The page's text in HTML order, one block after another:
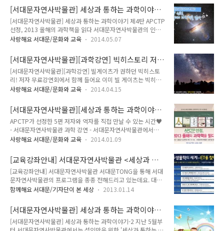
1강 "뼈의 진화 : 우리의 뼈는 왜 이렇게 생겼나?" - 우은진 박사
2강 "광기의 진화 : 우리..
지 성인과 청소년을 위한 '세상과 통하는 과학이야기' 제1회 과
학강연회를 개최합니다!! APCTP(아시아태평양 이론물리센터)
선정, 2014년 올해의 과학책을 읽다(1) APCTP(아시아태평양
이론물리센터)란? 1996년 설립된 국제적인 비정부기구로 아시
아태평양 이론물리센터(Asia Pacific Center for Theoretical
학 연구를 이끌고 국제 공동 학술 연구 촉진, 젊은 ..
[서대문자연사박물관] 세상과 통하는 과학이야기
제4탄 2013 올해의 과학책을 읽다
[서대문자연사박물관] 세상과 통하는 과학이야기 제4탄 APCTP
선정, 2013 올해의 과학책을 읽다 서대문자연사박물관의 인기
있는 테마 강연 ! 이번에는 어떤 강연이 펼쳐질까요? 궁금궁금
평양 이론물리센터) 선정, 2013 올해의 과학책을 읽다' 과학강
연회를 마련하였습니다. 이번 강연회는 APCTP에서 선정한
2013년 올해의 과학책을 주제로 한 과학강연으로, APCTP에서
는 양질의 과학콘텐츠 생산과 독서문화 활성화를 위하여 사회 각
계각층의 권위있는 위원들이 참여하여 매년 그 해의 우수과학도
권을 선정하여 지난 1월에 저자 및 역자 시리즈 강연회를 개최하
였었죠? 나머지 5권의 과학책..
사랑해요 서대문/문화와 교육 2014.05.07
[서대문자연사박물관][과학강연] 빅히스토리 저
자 무료 강연회
[서대문자연사박물관][과학강연] 빌게이츠가 권하던 빅히스토
리! 저자 무료강연회에서 함께 들어요 이미 빌 게이츠는 빅히스
토리 교육의 중요성을 인식하고 청소년에게 권했다고 하는데요
탄 '빅히스토리' 저자 무료 강연회에서 궁금증을 풀어보아요~ ★
'빅히스토리(Big History)'란? 우주와 인간 사회의 거대한 역사
를 한 분야의 지식이 아닌 융합적 지식으로 관통하려는 연구의
흐름이며, 호주 맥쿼리대 교수인 데이비드 크리스천 박사가 학문
간 융합, 통합교육의 가치를 내걸고 주장한 학문입니다. ★ '빅히
타임라인 위에 10개의 대전환점을 주제로 잡아 20여개의 질문
에 우주, 생명, 인류 문명의..
사랑해요 서대문/문화와 교육 2014.04.15
[서대문자연사박물관][세상과 통하는 과학이야
기] APCTP가 선정한 <2013 올해의 과학책> 저
자와 역자를 직접 만날 수 있는 과학강연이 펼쳐
집니다
APCTP가 선정한 5편 저자와 역자를 직접 만날 수 있는 시간♥
- 서대문자연사박물관 과학 강연 - 서대문자연사박물관에서
2012년부터 진행되고 있는 '세상과 통하는 과학이야기' 테마 강
, , , 5개의 테마로 구성되었고, 해당분야 전문가들로 구성된 강
사진의 27개 강연이 진행되어 총 1,287명이라는 많은 분들이
수강하여 그 인기를 실감하였습니다. 2014년에도 '세상과 통하
는 과학이야기' 강연이 시작된답니다.올해 과학에 한번 빠져볼까
요?^^* 2014년에는 , , , 등 다양한 테마로 30여개의 강연을 준
가 되었으면 좋겠어요! 올해 첫번째로 'APCTP 선정, 2013..
사랑해요 서대문/문화와 교육 2014.01.09
[교육강좌안내] 서대문자연사박물관 <세상과 통
하는 과학이야기>
[교육강좌안내] 서대문자연사박물관 서대문TONG을 통해 서대
문자연사박물관의 프로그램을 종종 전해드리고 있는데요. 대부
분 어린이 관람객을 주요 대상으로 했습니다. 오늘 소개해 드릴
이 야심차게 기획했다고 하니, 눈 여겨 봐 주세요. ^^ 서대문자
연사박물관은 과학교육의 문을 어른들에게 활짝 열었답니다. 바
로 2012년부터 시작된 인데요. 는 성인들이 과학을 통해 세상을
함께해요 서대문/기자단이 본 세상 2013.01.14
[서대문자연사박물관] 세상과 통하는 과학이야
기-2 "생생자연사"
[서대문자연사박물관] 세상과 통하는 과학이야기-2 지난 5월부